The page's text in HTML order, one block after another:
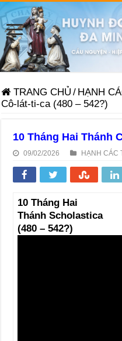
TRANG CHỦ / HẠNH
Cô-lát-ti-ca (480 – 542?)
10 Tháng Hai Thánh
09/02/2026 HẠNH CÁC
10 Tháng Hai
Thánh Scholastica
(480 – 542?)